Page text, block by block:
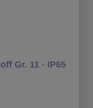
Gr. 11 - IP65